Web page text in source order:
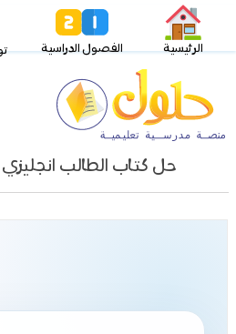
الرئيسية الفصول الدراسية
حل كتاب الطالب انجليزي